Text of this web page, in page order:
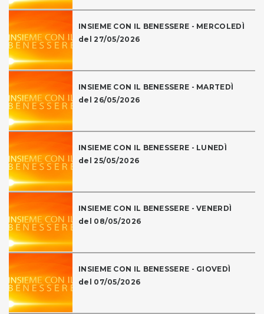
INSIEME CON IL BENESSERE - MERCOLEDÌ
del 27/05/2026
INSIEME CON IL BENESSERE - MARTEDÌ
del 26/05/2026
INSIEME CON IL BENESSERE - LUNEDÌ
del 25/05/2026
INSIEME CON IL BENESSERE - VENERDÌ
del 08/05/2026
INSIEME CON IL BENESSERE - GIOVEDÌ
del 07/05/2026